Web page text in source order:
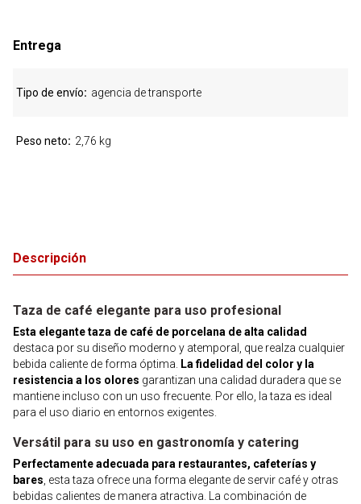
Descripción
Taza de café elegante para uso profesional
Esta elegante taza de café de porcelana de alta calidad
destaca por su diseño moderno y atemporal, que realza cualquier
bebida caliente de forma óptima.
La fidelidad del color y la
resistencia a los olores garantizan una calidad duradera que se
mantiene incluso con un uso frecuente. Por ello, la taza es ideal
para el uso diario en entornos exigentes.
Versátil para su uso en gastronomía y catering
Perfectamente adecuada para restaurantes, cafeterías y
bares , esta taza ofrece una forma elegante de servir café y otras
bebidas calientes de manera atractiva. La combinación de
Entrega
Tipo de envío agencia de transporte
Peso neto 2,76 kg